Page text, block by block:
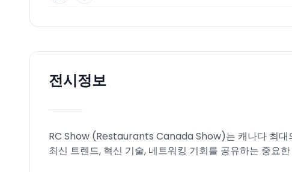
전시정보
RC Show (Restaurants Canada Show)는 캐나다 최대
최신 트렌드, 혁신 기술, 네트워킹 기회를 공유하는 중요